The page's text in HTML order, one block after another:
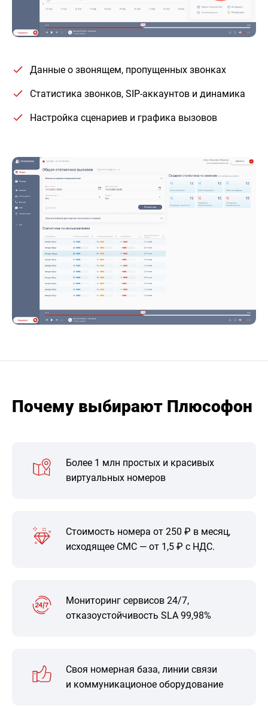
Данные о звонящем, пропущенных звонках
Статистика звонков, SIP-аккаунтов и динамика
Настройка сценариев и графика вызовов
Почему выбирают Плюсофон
Более 1 млн простых и красивых
виртуальных номеров
Стоимость номера от 250 ₽ в месяц,
исходящее СМС — от 1,5 ₽ с НДС.
Мониторинг сервисов 24/7,
отказоустойчивость SLA 99,98%
Своя номерная база, линии связи
и коммуникационое оборудование